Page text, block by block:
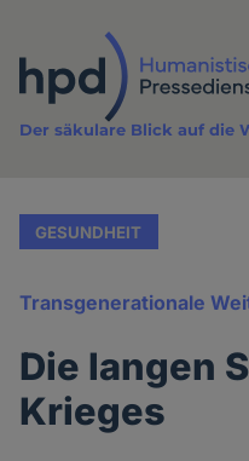
Inhalt
Der säkulare Blick auf die
GESUNDHEIT
Transgenerationale
Die langen
Krieges